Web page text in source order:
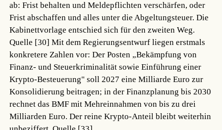
ab: Frist behalten und Meldepflichten verschärfen, oder
Frist abschaffen und alles unter die Abgeltungsteuer. Die
Kabinettvorlage entschied sich für den zweiten Weg.
Quelle [30] Mit dem Regierungsentwurf liegen erstmals
konkretere Zahlen vor: Der Posten „Bekämpfung von
Finanz- und Steuerkriminalität sowie Einführung einer
Krypto-Besteuerung" soll 2027 eine Milliarde Euro zur
Konsolidierung beitragen; in der Finanzplanung bis 2030
rechnet das BMF mit Mehreinnahmen von bis zu drei
Milliarden Euro. Der reine Krypto-Anteil bleibt weiterhin